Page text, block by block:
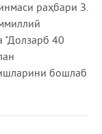
раҳбари З.
"Долзарб 40
бошлаб